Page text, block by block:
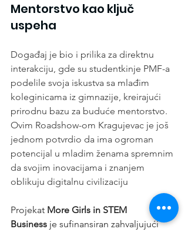
Mentorstvo kao ključ
uspeha
Događaj je bio i prilika za direktnu
interakciju, gde su studentkinje PMF-a
podelile svoja iskustva sa mlađim
koleginicama iz gimnazije, kreirajući
prirodnu bazu za buduće mentorstvo.
Ovim Roadshow-om Kragujevac je još
jednom potvrdio da ima ogroman
potencijal u mladim ženama spremnim
da svojim inovacijama i znanjem
oblikuju digitalnu civilizaciju
Projekat More Girls in STEM
Business je sufinansiran zahvaljujući